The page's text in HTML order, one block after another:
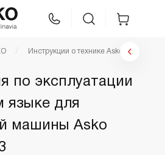
кухни
Инструкции о технике Asko
по эксплуатации
языке для
машины Asko